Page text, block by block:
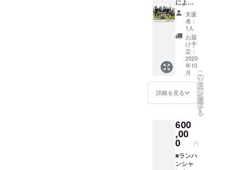
リン代
こちら
でもち
ます）
※なんな
ら、飯
とかい
きたく
ないか
ら、ラ
映像つ
くって
です。
（たぶ
ん、簡
イトル
くらい
す。 ※
福岡市
内であ
れば無
料でお
届けい
たしま
す。 ■
お礼の
メッ
セージ
※ 主催
セージ
をお送
りいた
しま
す。 ■
公式HP
オリジ
ナルス
テッ
カーご
提供 ※
白黒1枚
づつ ■
お礼の
メッ
セージ
※ 主催
者より
をお送
りいた
しま
す。 ■
公式HP
にお名
ホーム
ページ
にスポ
ンサー
タグ掲
載 公
式ホー
ムペー
ジにス
ポン
サーで
リンク
タグを
貼り付
す。 ■
ポップ
コーン
とお飲
み物ご
提供 ※
す。 ■
上映チ
ケット
３回分
＆ポッ
プコー
ンとお
飲み物
ご提供
※１車輛
4名様ま
でご利
用いた
だける
ターチ
ケット
です。
※同日に
複数車
両での
ません
か？ ※
簡単な
ネット
打ちあ
わせ
後、写
真や文
章など
を送っ
ていた
だけれ
ばこち
らで制
します
のでご
相談く
ださ
い。
（複雑
による
CM制
作。
（写真
やテキ
スト使
用）
※zoom
による
事前う
ちわせ
（１回
程
度）。
れた写
真と文
字情報
のみで
制作。
※映像は
支援
者：
1人
お届
け予
定：
2020
年10
月
詳細を見る
こ
の
リ
タ
ー
ン
を
選
択
す
る
600
,00
0 円
■ランハ
ンシャ